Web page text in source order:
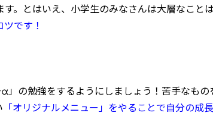
。とはいえ、小学生のみなさんは大層なこと
です！
の勉強をするようにしましょう！苦手なも
「オリジナルメニュー」をやることで自分の成